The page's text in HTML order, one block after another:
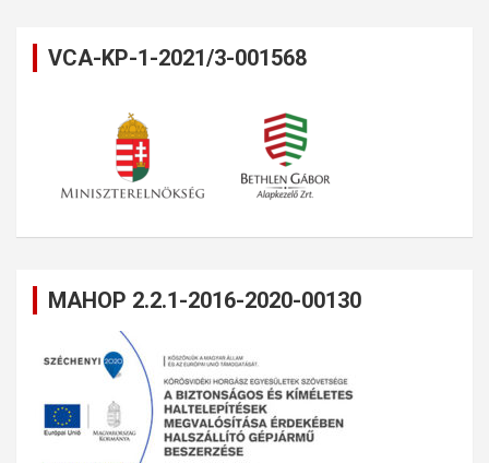
VCA-KP-1-2021/3-001568
MAHOP 2.2.1-2016-2020-00130